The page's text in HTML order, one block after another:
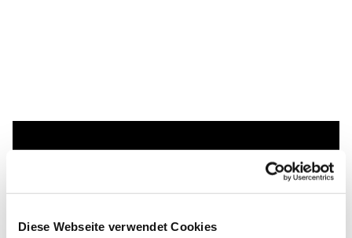
Diese Webseite verwendet Cookies
Dies könnte Sie auch
interessieren